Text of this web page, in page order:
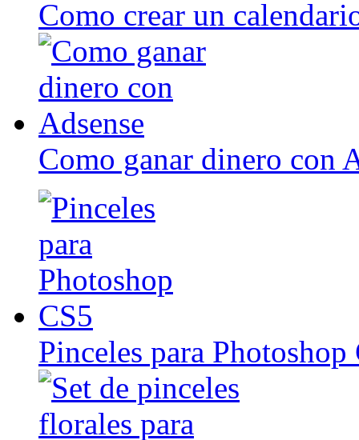
Como crear un
Como ganar dinero con
Pinceles para Photoshop